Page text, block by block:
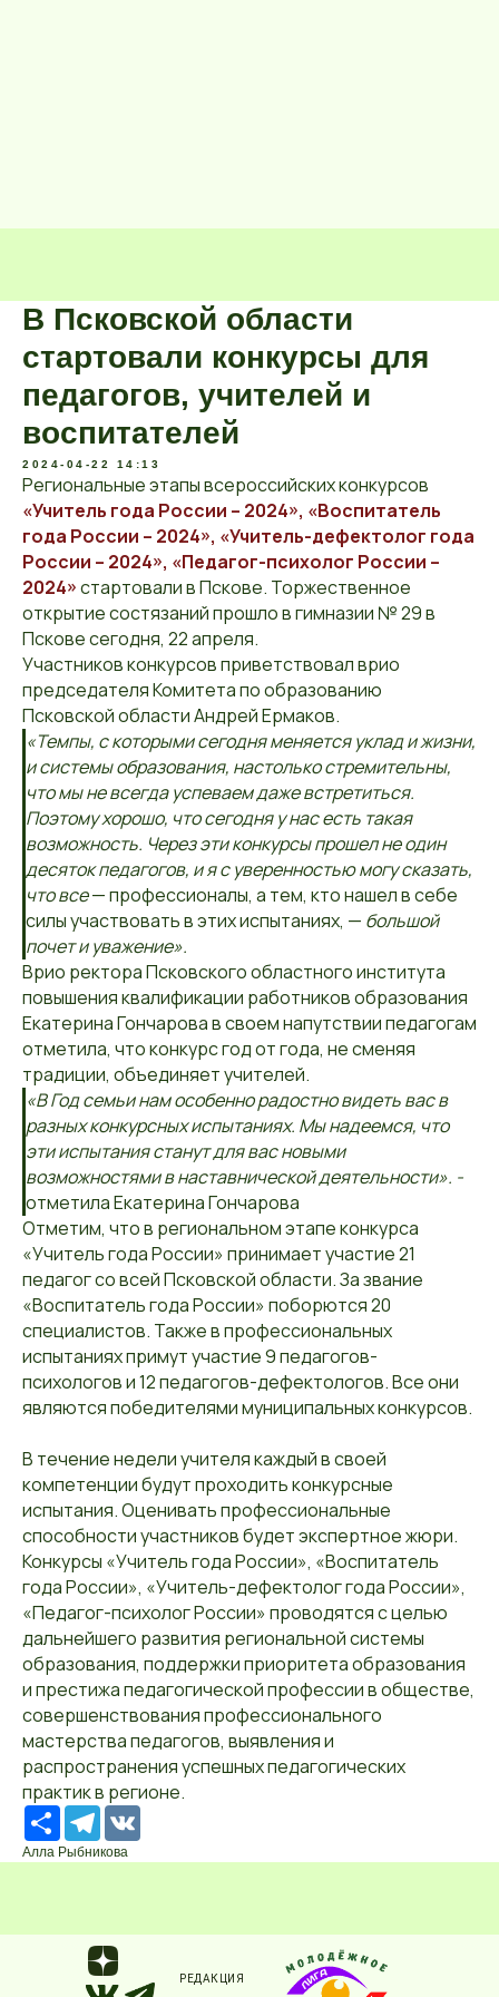
В Псковской области
стартовали конкурсы для
педагогов, учителей и
воспитателей
2024-04-22 14:13
Региональные этапы всероссийских конкурсов
«Учитель года России – 2024», «Воспитатель
года России – 2024», «Учитель-дефектолог года
России – 2024», «Педагог-психолог России –
2024»стартовали в Пскове. Торжественное
открытие состязаний прошло в гимназии № 29 в
Пскове сегодня, 22 апреля.
Участников конкурсов приветствовал врио
председателя Комитета по образованию
Псковской области Андрей Ермаков.
«Темпы, с которыми сегодня меняется уклад и жизни,
и системы образования, настолько стремительны,
что мы не всегда успеваем даже встретиться.
Поэтому хорошо, что сегодня у нас есть такая
возможность. Через эти конкурсы прошел не один
десяток педагогов, и я с уверенностью могу сказать,
что все— профессионалы, а тем, кто нашел в себе
силы участвовать в этих испытаниях, — большой
почет и уважение».
Врио ректора Псковского областного института
повышения квалификации работников образования
Екатерина Гончарова в своем напутствии педагогам
отметила, что конкурс год от года, не сменяя
традиции, объединяет учителей.
«В Год семьи нам особенно радостно видеть вас в
разных конкурсных испытаниях. Мы надеемся, что
эти испытания станут для вас новыми
возможностями в наставнической деятельности». -
отметила Екатерина Гончарова
Отметим, что в региональном этапе конкурса
«Учитель года России» принимает участие 21
педагог со всей Псковской области. За звание
«Воспитатель года России» поборются 20
специалистов. Также в профессиональных
испытаниях примут участие 9 педагогов-
психологов и 12 педагогов-дефектологов. Все они
являются победителями муниципальных конкурсов.
В течение недели учителя каждый в своей
компетенции будут проходить конкурсные
испытания. Оценивать профессиональные
способности участников будет экспертное жюри.
Конкурсы «Учитель года России», «Воспитатель
года России», «Учитель-дефектолог года России»,
«Педагог-психолог России» проводятся с целью
дальнейшего развития региональной системы
образования, поддержки приоритета образования
и престижа педагогической профессии в обществе,
совершенствования профессионального
мастерства педагогов, выявления и
распространения успешных педагогических
практик в регионе.
РесурсTelegram
Алла Рыбникова
РЕДАКЦИЯ